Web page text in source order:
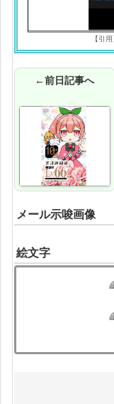
【引
←前日記事へ
メール示唆画像
絵文字